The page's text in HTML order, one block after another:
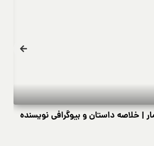
| خلاصه داستان و بیوگرافی نویسنده